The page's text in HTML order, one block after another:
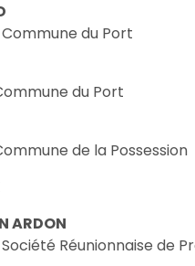
du Port
du Port
de la Possession
ARDON
Réunionnaise de